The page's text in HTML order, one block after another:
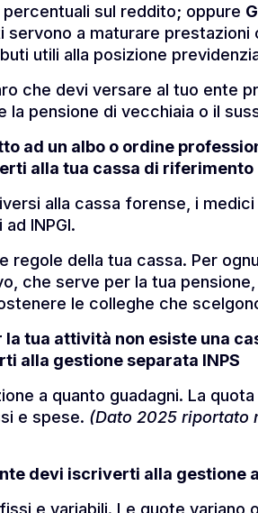
percentuali sul reddito; oppure
a maturare
utili alla posizione
che devi versare al tuo ente
pensione di vecchiaia o il
ad un albo o ordine
alla tua cassa di riferimento
alla cassa forense, i
INPGI.
della tua cassa. Per
che serve per la tua
le colleghe che
tua attività non esiste una
alla gestione separata INPS
a quanto guadagni. La
e spese. (Dato 2025 riportato
devi iscriverti alla gestione
e variabili. Le quote variano